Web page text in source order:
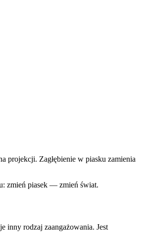
projekcji. Zagłębienie w piasku zamienia
zmień piasek — zmień świat.
inny rodzaj zaangażowania. Jest